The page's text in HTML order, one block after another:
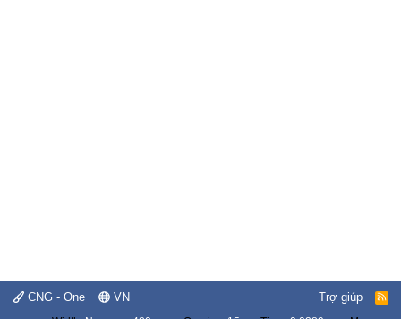
CNG - One VN Trợ giúp
R